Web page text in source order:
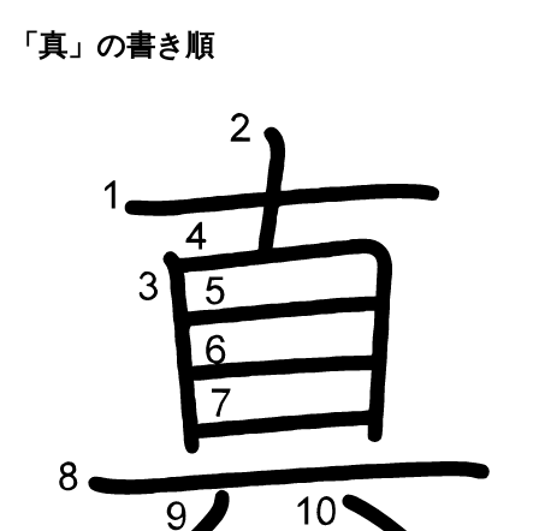
「真」の書き順